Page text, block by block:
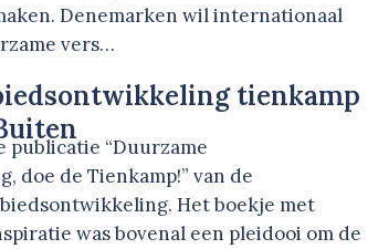
Denemarken wil internationaal
vers…
tienkamp
publicatie “Duurzame
doe de Tienkamp!” van de
Het boekje met
was bovenal een pleidooi om de